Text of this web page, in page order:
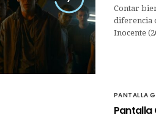
Contar
diferencia
Inocente
PANTALLA
Pantalla